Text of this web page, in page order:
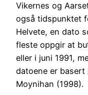
Vikernes og
også tidspunktet
Helvete, en dato
fleste oppgir at
eller i juni 1991,
datoene er
Moynihan (1998).